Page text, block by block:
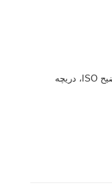
درک نوردهی – همراه با توضیح ISO، دریچه